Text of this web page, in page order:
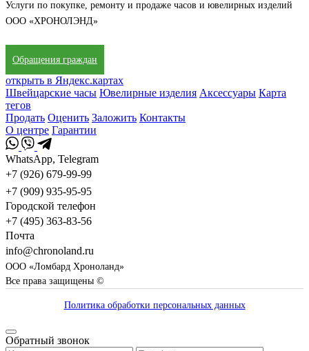
Услуги по покупке, ремонту и продаже часов и ювелирных изделий
ООО «ХРОНОЛЭНД»
Обращения граждан
открыть в Яндекс.картах
Швейцарские часы Ювелирные изделия Аксессуары Карта
тегов
Продать Оценить Заложить Контакты
О центре Гарантии
WhatsApp, Telegram
+7 (926) 679-99-99
+7 (909) 935-95-95
Городской телефон
+7 (495) 363-83-56
Почта
info@chronoland.ru
ООО «Ломбард Хроноланд»
Все права защищены ©
Политика обработки персональных данных
Обратный звонок